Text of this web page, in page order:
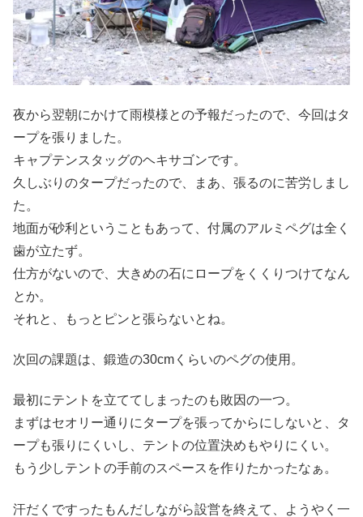
夜から翌朝にかけて雨模様との予報だったので、今回はタ
ープを張りました。
キャプテンスタッグのヘキサゴンです。
久しぶりのタープだったので、まあ、張るのに苦労しまし
た。
地面が砂利ということもあって、付属のアルミペグは全く
歯が立たず。
仕方がないので、大きめの石にロープをくくりつけてなん
とか。
それと、もっとピンと張らないとね。
次回の課題は、鍛造の30cmくらいのペグの使用。
最初にテントを立ててしまったのも敗因の一つ。
まずはセオリー通りにタープを張ってからにしないと、タ
ープも張りにくいし、テントの位置決めもやりにくい。
もう少しテントの手前のスペースを作りたかったなぁ。
汗だくですったもんだしながら設営を終えて、ようやく一